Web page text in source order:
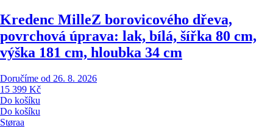
Kredenc MilleZ borovicového dřeva,
povrchová úprava: lak, bílá, šířka 80 cm,
výška 181 cm, hloubka 34 cm
Doručíme od 26. 8. 2026
15 399 Kč
Do košíku
Do košíku
Støraa